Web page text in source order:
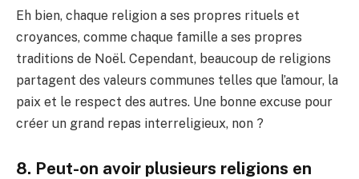
Eh bien, chaque religion a ses propres rituels et
croyances, comme chaque famille a ses propres
traditions de Noël. Cependant, beaucoup de religions
partagent des valeurs communes telles que l’amour, la
paix et le respect des autres. Une bonne excuse pour
créer un grand repas interreligieux, non ?
8. Peut-on avoir plusieurs religions en